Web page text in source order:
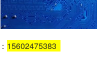
15602475383